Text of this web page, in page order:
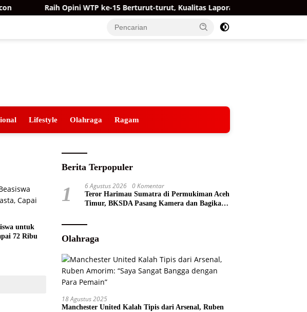
Raih Opini WTP ke-15 Berturut-turut, Kualitas Laporan Keuangan BNPB
Lifestyle Olahraga Ragam
untuk
72 Ribu
Berita Terpopuler
1 6 Agustus 2026 0 Komentar
Teror Harimau Sumatra di Permukiman Aceh
Timur, BKSDA Pasang Kamera dan Bagikan
Olahraga
18 Agustus 2025
Manchester United Kalah Tipis dari Arsenal, Ruben